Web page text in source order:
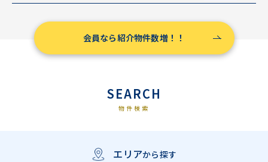
会員なら紹介物件数増！！
SEARCH
物件検索
エリアから探す